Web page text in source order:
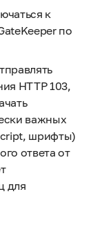
к
по
HTTP 103,
важных
шрифты)
ответа от
для